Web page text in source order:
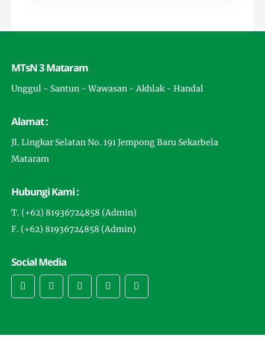
MTsN 3 Mataram
Unggul - Santun - Wawasan - Akhlak - Handal
Alamat :
Jl. Lingkar Selatan No. 191 Jempong Baru Sekarbela
Mataram
Hubungi Kami :
T. (+62) 81936724858 (Admin)
F. (+62) 81936724858 (Admin)
Social Media